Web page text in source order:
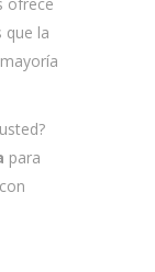
que la
para